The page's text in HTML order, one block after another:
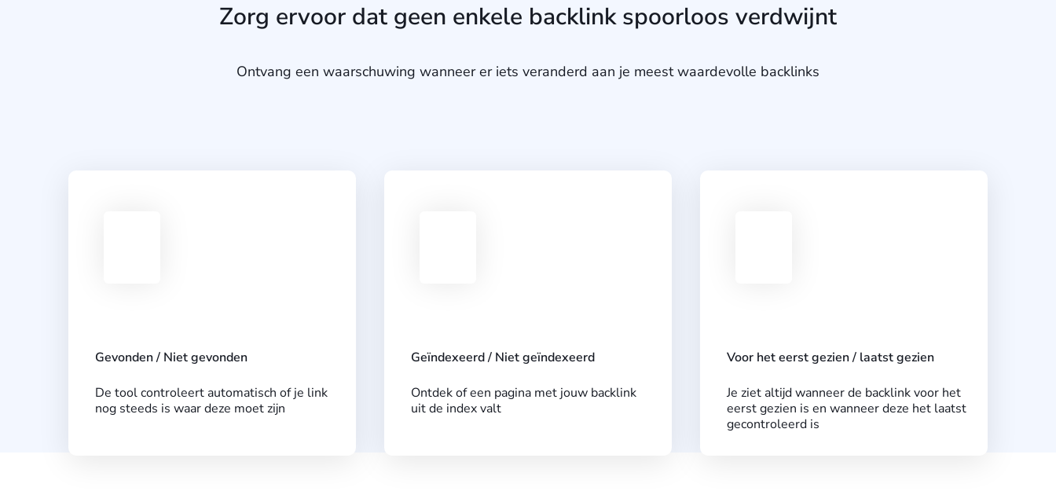
Zorg ervoor dat geen enkele backlink spoorloos verdwijnt
Ontvang een waarschuwing wanneer er iets veranderd aan je meest waardevolle backlinks
Gevonden / Niet gevonden
De tool controleert automatisch of je link
nog steeds is waar deze moet zijn
Geïndexeerd / Niet geïndexeerd
Ontdek of een pagina met jouw backlink
uit de index valt
Voor het eerst gezien / laatst gezien
Je ziet altijd wanneer de backlink voor het
eerst gezien is en wanneer deze het laatst
gecontroleerd is